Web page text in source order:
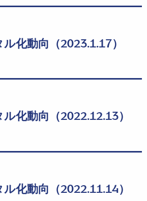
化動向（2023.1.17）
化動向（2022.12.13）
化動向（2022.11.14）